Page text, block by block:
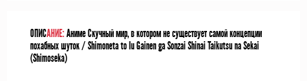
ОПИСАНИЕ:Аниме Скучный мир, в котором не существует самой концепции
похабных шуток / Shimoneta to Iu Gainen ga Sonzai Shinai Taikutsu na Sekai
(Shimoseka)